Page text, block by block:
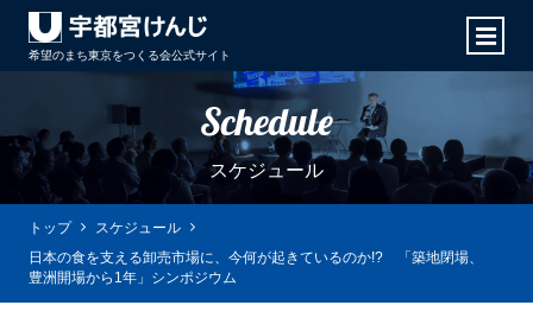
希望のまち東京をつくる会公式サイト
Schedule
スケジュール
トップ
スケジュール
日本の食を支える卸売市場に、今何が起きているのか!? 「築地閉場、
豊洲開場から1年」シンポジウム